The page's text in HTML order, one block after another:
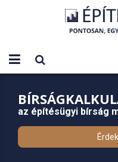
az építésügyi bírság